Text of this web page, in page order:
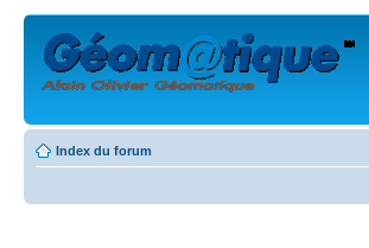
Index du forum